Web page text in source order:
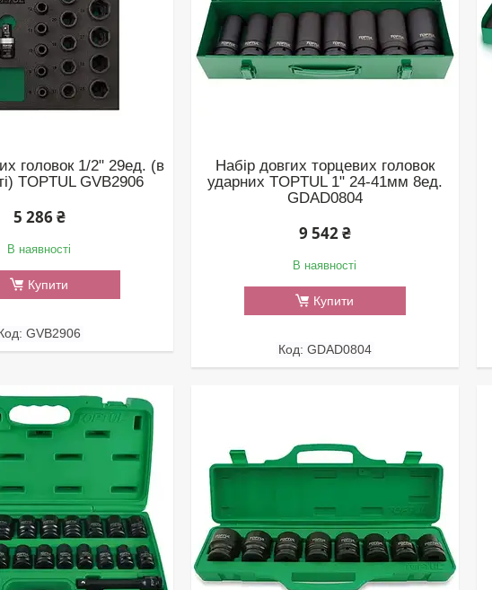
головок 1/2" 29ед. (в
TOPTUL GVB2906
5 286 ₴
В наявності
Купити
GVB2906
Набір довгих торцевих головок
ударних TOPTUL 1" 24-41мм 8ед.
GDAD0804
9 542 ₴
В наявності
Купити
GDAD0804